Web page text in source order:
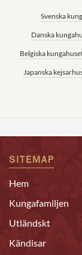
Svenska
Danska
Belgiska
Japanska
SITEMAP
Hem
Kungafamiljen
Utländskt
Kändisar